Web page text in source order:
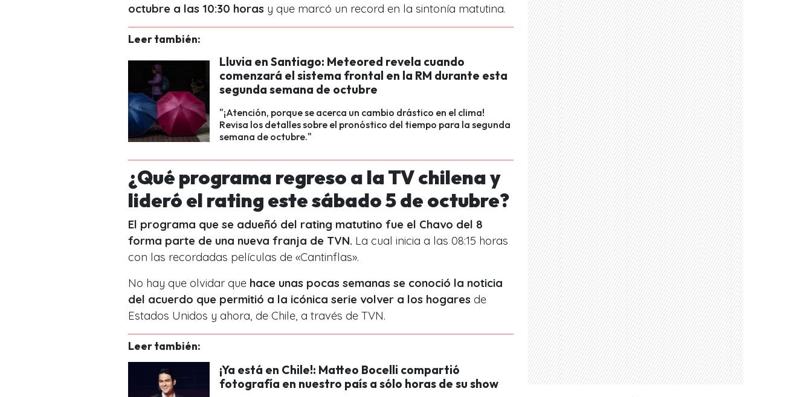
octubre a las 10:30 horas y que marcó un record en la sintonía matutina.
Leer también:
Lluvia en Santiago: Meteored revela cuando
comenzará el sistema frontal en la RM durante esta
segunda semana de octubre
"¡Atención, porque se acerca un cambio drástico en el clima!
Revisa los detalles sobre el pronóstico del tiempo para la segunda
semana de octubre."
¿Qué programa regreso a la TV chilena y
lideró el rating este sábado 5 de octubre?
El programa que se adueñó del rating matutino fue el Chavo del 8
forma parte de una nueva franja de TVN. La cual inicia a las 08:15 horas
con las recordadas películas de «Cantinflas».
No hay que olvidar que hace unas pocas semanas se conoció la noticia
del acuerdo que permitió a la icónica serie volver a los hogares de
Estados Unidos y ahora, de Chile, a través de TVN.
Leer también:
¡Ya está en Chile!: Matteo Bocelli compartió
fotografía en nuestro país a sólo horas de su show